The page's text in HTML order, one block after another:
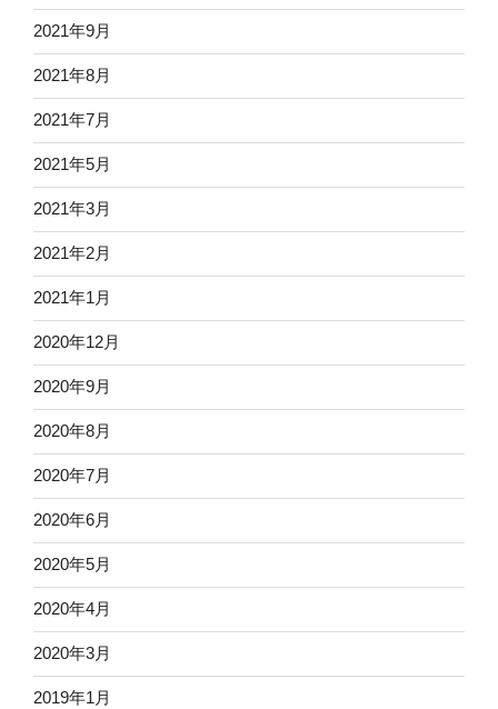
2021年9月
2021年8月
2021年7月
2021年5月
2021年3月
2021年2月
2021年1月
2020年12月
2020年9月
2020年8月
2020年7月
2020年6月
2020年5月
2020年4月
2020年3月
2019年1月